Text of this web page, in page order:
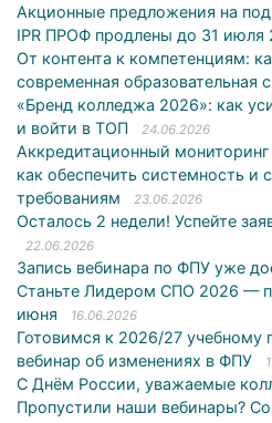
Акционные предложения на
IPR ПРОФ продлены до 31 июля
От контента к компетенциям:
современная образовательная
«Бренд колледжа 2026»: как
и войти в ТОП
24.06.2026
Аккредитационный мониторинг
как обеспечить системность и
требованиям
23.06.2026
Осталось 2 недели! Успейте
22.06.2026
Запись вебинара по ФПУ уже
Станьте Лидером СПО 2026 —
июня
16.06.2026
Готовимся к 2026/27 учебному
вебинар об изменениях в ФПУ
С Днём России, уважаемые
Пропустили наши вебинары?